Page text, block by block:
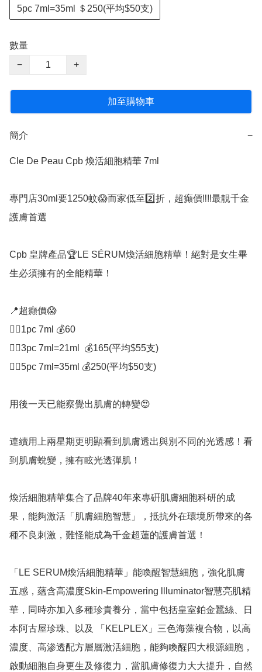
5pc 7ml=35ml ＄250(平均$50支)
數量
−
+
加至購物車
簡介 −
Cle De Peau Cpb 煥活細胞精華 7ml
專門店30ml要1250蚊😱而家低至2️⃣折，超癲價‼️‼️最靚千金
護膚首選
Cpb 皇牌產品🏆LE SÉRUM煥活細胞精華！絕對是女生畢
生必須擁有的全能精華！
📍超癲價😱
👉🏻1pc 7ml 💰60
👉🏻3pc 7ml=21ml  💰165(平均$55支)
👉🏻5pc 7ml=35ml 💰250(平均$50支)
用後一天已能察覺出肌膚的轉變😍
連續用上兩星期更明顯看到肌膚透出與別不同的光透感！看
到肌膚蛻變，擁有眩光透彈肌！
煥活細胞精華集合了品牌40年來專硏肌膚細胞科研的成
果，能夠激活「肌膚細胞智慧」，抵抗外在環境所帶來的各
種不良刺激，難怪能成為千金超蓮的護膚首選！
「LE SERUM煥活細胞精華」能喚醒智慧細胞，強化肌膚
五感，蘊含高濃度Skin-Empowering llluminator智慧亮肌精
華，同時亦加入多種珍貴養分，當中包括皇室鉑金蠶絲、日
本阿古屋珍珠、以及 「KELPLEX」三色海藻複合物，以高
濃度、高渗透配方層層激活細胞，能夠喚醒四大根源細胞，
啟動細胞自身更生及修復力，當肌膚修復力大大提升，自然